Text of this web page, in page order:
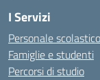
I Servizi
Personale scolastico
Famiglie e studenti
Percorsi di studio